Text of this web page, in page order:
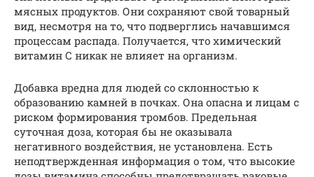
мясных продуктов. Они сохраняют свой товарный
вид, несмотря на то, что подверглись начавшимся
процессам распада. Получается, что химический
витамин С никак не влияет на организм.
Добавка вредна для людей со склонностью к
образованию камней в почках. Она опасна и лицам с
риском формирования тромбов. Предельная
суточная доза, которая бы не оказывала
негативного воздействия, не установлена. Есть
неподтвержденная информация о том, что высокие